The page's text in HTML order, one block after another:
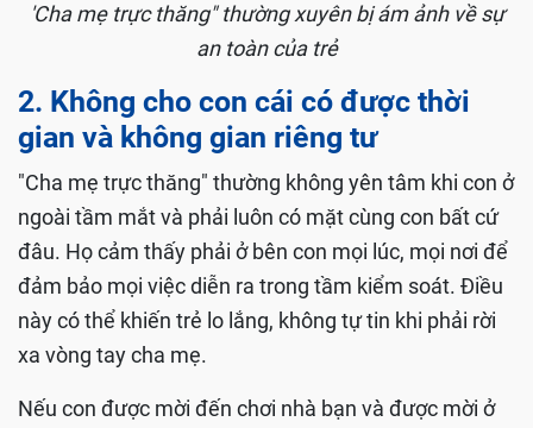
'Cha mẹ trực thăng" thường xuyên bị ám ảnh về sự
an toàn của trẻ
2. Không cho con cái có được thời
gian và không gian riêng tư
"Cha mẹ trực thăng" thường không yên tâm khi con ở
ngoài tầm mắt và phải luôn có mặt cùng con bất cứ
đâu. Họ cảm thấy phải ở bên con mọi lúc, mọi nơi để
đảm bảo mọi việc diễn ra trong tầm kiểm soát. Điều
này có thể khiến trẻ lo lắng, không tự tin khi phải rời
xa vòng tay cha mẹ.
Nếu con được mời đến chơi nhà bạn và được mời ở